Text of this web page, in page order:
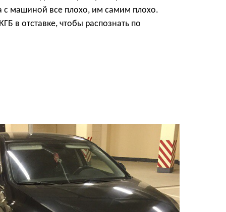
с машиной все плохо, им самим плохо.
в отставке, чтобы распознать по